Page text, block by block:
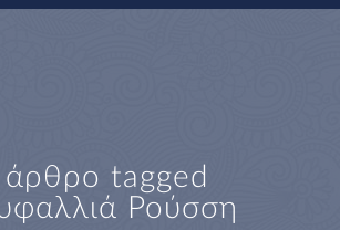
άρθρο tagged
Ρούσση